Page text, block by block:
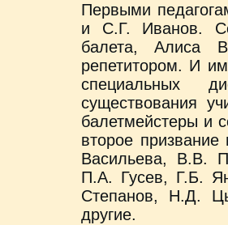
Первыми
и С.Г. Иванов.
балета, Алиса
репетитором. И
специальных
существования
балетмейстеры и
второе
Васильева, В.В.
П.А. Гусев, Г.Б.
Степанов, Н.Д.
другие.